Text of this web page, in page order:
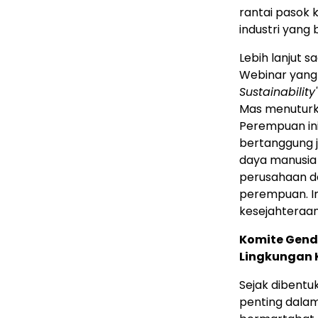
rantai pasok
industri yang
Lebih lanjut
Webinar
Sustainability"
Mas
Perempuan
bertanggung
daya
perusahaan
perempuan.
Komite
Lingkungan
Sejak
penting